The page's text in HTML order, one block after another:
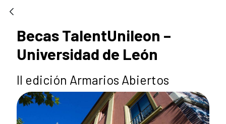
Becas TalentUnileon –
Universidad de León
II edición Armarios Abiertos